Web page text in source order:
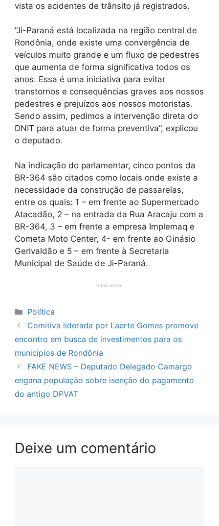
vista os acidentes de trânsito já registrados.
“Ji-Paraná está localizada na região central de
Rondônia, onde existe uma convergência de
veículos muito grande e um fluxo de pedestres
que aumenta de forma significativa todos os
anos. Essa é uma iniciativa para evitar
transtornos e consequências graves aos nossos
pedestres e prejuízos aos nossos motoristas.
Sendo assim, pedimos a intervenção direta do
DNIT para atuar de forma preventiva”, explicou
o deputado.
Na indicação do parlamentar, cinco pontos da
BR-364 são citados como locais onde existe a
necessidade da construção de passarelas,
entre os quais: 1 – em frente ao Supermercado
Atacadão, 2 – na entrada da Rua Aracaju com a
BR-364, 3 – em frente a empresa Implemaq e
Cometa Moto Center, 4- em frente ao Ginásio
Gerivaldão e 5 – em frente à Secretaria
Municipal de Saúde de Ji-Paraná.
Publicidade
Categorias
Política
Comitiva liderada por Laerte Gomes promove
encontro em busca de investimentos para os
municípios de Rondônia
FAKE NEWS – Deputado Delegado Camargo
engana população sobre isenção do pagamento
do antigo DPVAT
Deixe um comentário